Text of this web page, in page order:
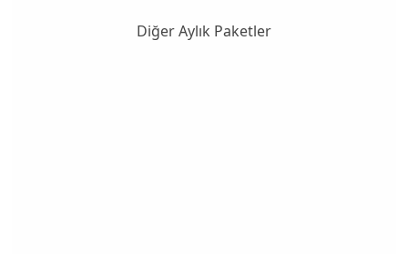
Diğer Aylık Paketler